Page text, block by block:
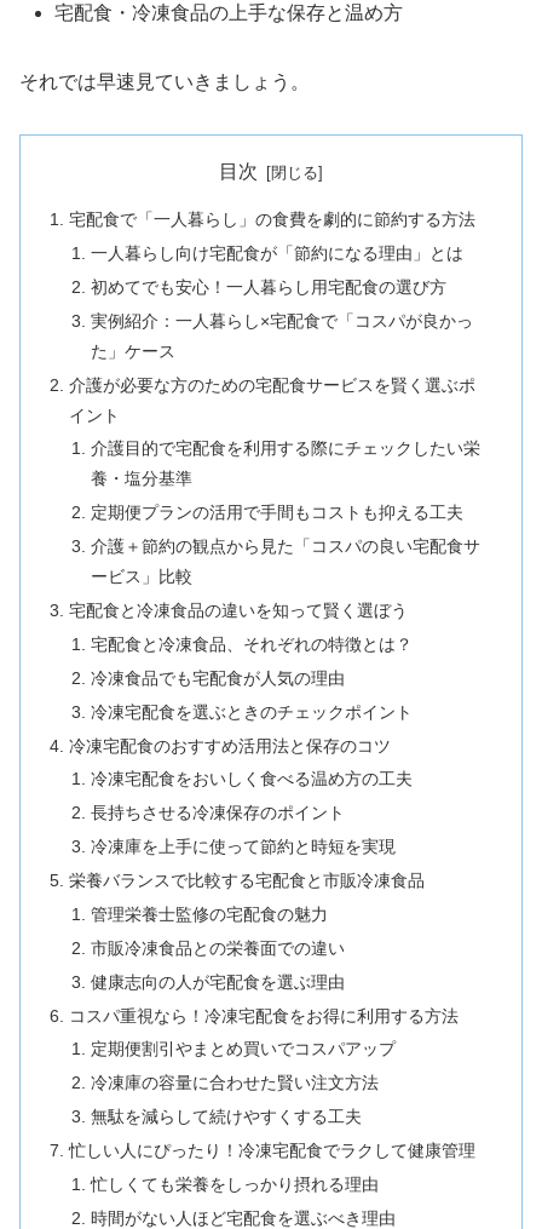
宅配食・冷凍食品の上手な保存と温め方
それでは早速見ていきましょう。
目次
宅配食で「一人暮らし」の食費を劇的に節約する方法
一人暮らし向け宅配食が「節約になる理由」とは
初めてでも安心！一人暮らし用宅配食の選び方
実例紹介：一人暮らし×宅配食で「コスパが良かっ
た」ケース
介護が必要な方のための宅配食サービスを賢く選ぶポ
イント
介護目的で宅配食を利用する際にチェックしたい栄
養・塩分基準
定期便プランの活用で手間もコストも抑える工夫
介護＋節約の観点から見た「コスパの良い宅配食サ
ービス」比較
宅配食と冷凍食品の違いを知って賢く選ぼう
宅配食と冷凍食品、それぞれの特徴とは？
冷凍食品でも宅配食が人気の理由
冷凍宅配食を選ぶときのチェックポイント
冷凍宅配食のおすすめ活用法と保存のコツ
冷凍宅配食をおいしく食べる温め方の工夫
長持ちさせる冷凍保存のポイント
冷凍庫を上手に使って節約と時短を実現
栄養バランスで比較する宅配食と市販冷凍食品
管理栄養士監修の宅配食の魅力
市販冷凍食品との栄養面での違い
健康志向の人が宅配食を選ぶ理由
コスパ重視なら！冷凍宅配食をお得に利用する方法
定期便割引やまとめ買いでコスパアップ
冷凍庫の容量に合わせた賢い注文方法
無駄を減らして続けやすくする工夫
忙しい人にぴったり！冷凍宅配食でラクして健康管理
忙しくても栄養をしっかり摂れる理由
時間がない人ほど宅配食を選ぶべき理由